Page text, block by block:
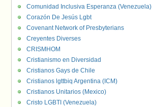
Comunidad Inclusiva Esperanza (Venezuela)
Corazón De Jesús Lgbt
Covenant Network of Presbyterians
Creyentes Diverses
CRISMHOM
Cristianismo en Diversidad
Cristianos Gays de Chile
Cristianos lgttbiq Argentina (ICM)
Cristianos Unitarios (Mexico)
Cristo LGBTI (Venezuela)